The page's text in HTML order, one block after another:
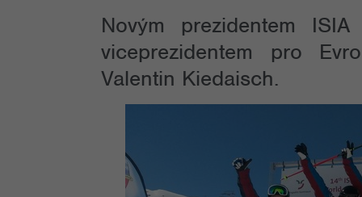
Novým prezidentem
viceprezidentem pro
Valentin Kiedaisch.